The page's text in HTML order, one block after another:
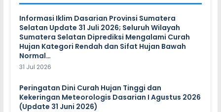
Informasi Iklim Dasarian Provinsi Sumatera
Selatan Update 31 Juli 2026; Seluruh Wilayah
Sumatera Selatan Diprediksi Mengalami Curah
Hujan Kategori Rendah dan Sifat Hujan Bawah
Normal…
31 Jul 2026
Peringatan Dini Curah Hujan Tinggi dan
Kekeringan Meteorologis Dasarian I Agustus 2026
(Update 31 Juni 2026)